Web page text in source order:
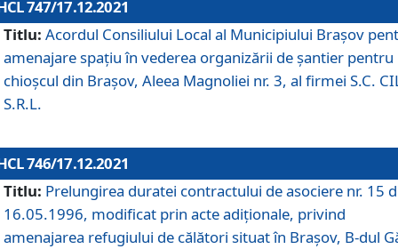
747/17.12.2021
Titlu: Acordul Consiliului Local al Municipiului Braşov
amenajare spațiu în vederea organizării de șantier pentru
chioșcul din Brașov, Aleea Magnoliei nr. 3, al firmei S.C.
S.R.L.
746/17.12.2021
Titlu: Prelungirea duratei contractului de asociere nr. 15
16.05.1996, modificat prin acte adiționale, privind
amenajarea refugiului de călători situat în Brașov, B-dul